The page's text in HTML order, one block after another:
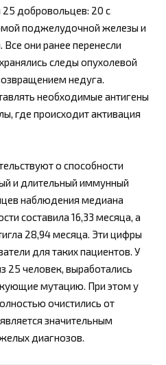
25 добровольцев: 20 с
поджелудочной железы и
они ранее перенесли
следы опухолевой
недуга.
необходимые антигены
где происходит активация
о способности
и длительный иммунный
наблюдения медиана
составила 16,33 месяца, а
28,94 месяца. Эти цифры
для таких пациентов. У
25 человек, выработались
мутацию. При этом у
очистились от
значительным
диагнозов.